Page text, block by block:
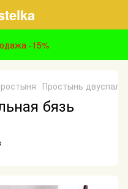
-15%
Простынь
бязь